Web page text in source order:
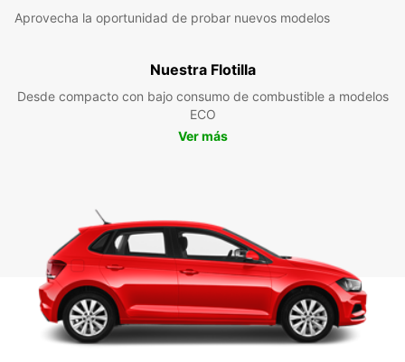
Aprovecha la oportunidad de probar nuevos modelos
Nuestra Flotilla
Desde compacto con bajo consumo de combustible a modelos
ECO
Ver más